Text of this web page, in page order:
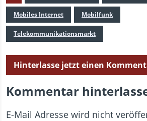
Mobiles Internet Mobilfunk
Telekommunikationsmarkt
Hinterlasse jetzt einen
Kommentar
E-Mail Adresse wird nicht